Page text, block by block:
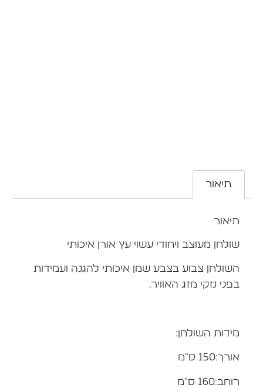
תיאור
תיאור
שולחן מעוצב ויחודי עשוי עץ אורן איכותי
השולחן צבוע בצבע שמן איכותי להגנה ועמידות
בפני נזקי מזג האוויר.
מידות השולחן:
אורך:150 ס"מ
רוחב:160 ס"מ